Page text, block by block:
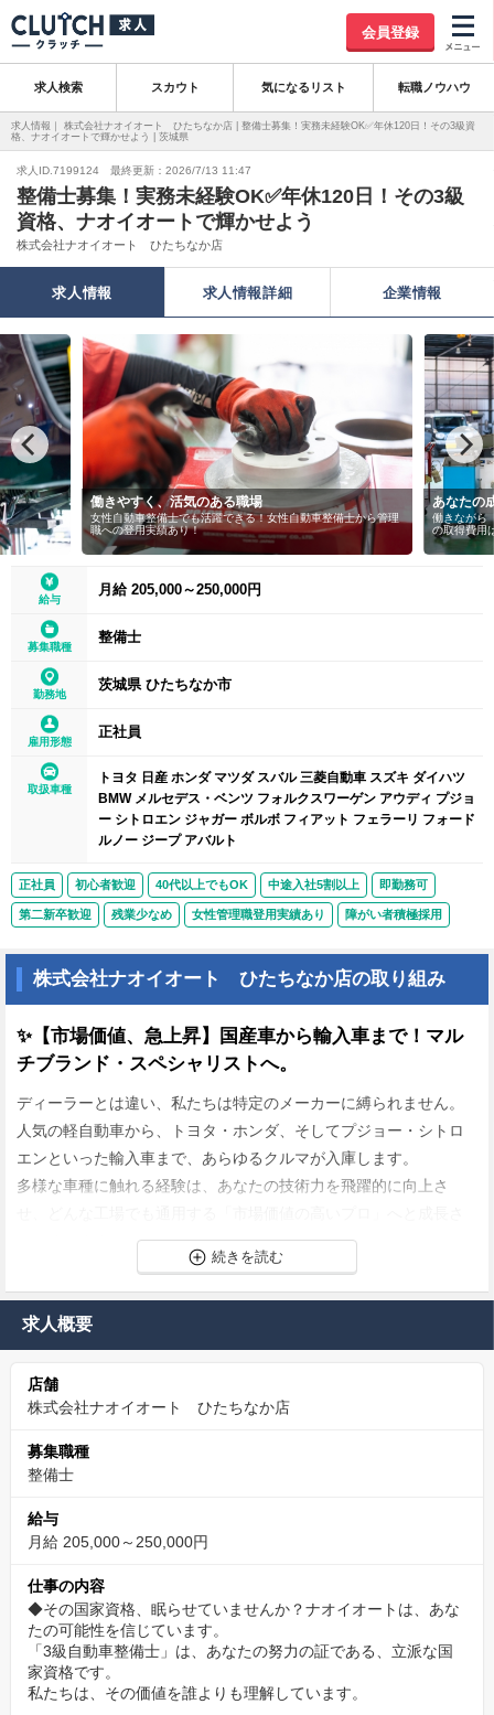
会員登録
求人検索 スカウト 気になるリスト 転職ノウハウ
求人情報｜ 株式会社ナオイオート ひたちなか店 | 整備士募集！実務未経験OK✅年休120日！その3級資
格、ナオイオートで輝かせよう | 茨城県
求人ID.7199124 最終更新：2026/7/13 11:47
整備士募集！実務未経験OK✅年休120日！その3級
資格、ナオイオートで輝かせよう
株式会社ナオイオート ひたちなか店
求人情報 求人情報詳細 企業情報
働きやすく、活気のある職場
女性自動車整備士でも活躍できる！女性自動車整備士から管理
職への登用実績あり！
あなたの
働きながら
の取得費用
給与
月給 205,000～250,000円
募集職種
整備士
勤務地
茨城県 ひたちなか市
雇用形態
正社員
取扱車種
トヨタ 日産 ホンダ マツダ スバル 三菱自動車 スズキ ダイハツ
BMW メルセデス・ベンツ フォルクスワーゲン アウディ プジョ
ー シトロエン ジャガー ボルボ フィアット フェラーリ フォード
ルノー ジープ アバルト
正社員 初心者歓迎 40代以上でもOK 中途入社5割以上 即勤務可
第二新卒歓迎 残業少なめ 女性管理職登用実績あり 障がい者積極採用
株式会社ナオイオート ひたちなか店の取り組み
✨【市場価値、急上昇】国産車から輸入車まで！マル
チブランド・スペシャリストへ。
ディーラーとは違い、私たちは特定のメーカーに縛られません。
人気の軽自動車から、トヨタ・ホンダ、そしてプジョー・シトロ
エンといった輸入車まで、あらゆるクルマが入庫します。
多様な車種に触れる経験は、あなたの技術力を飛躍的に向上さ
✨【成長が、収入に直結】2級取得で資格手当UP！費
用は全額会社負担。
働きながら「2級自動車整備士」や「検査員」を目指す際、その取
得費用は会社が全額サポート。
さらに、資格を取れば毎月のお給料に資格手当（3級：1万円 → 2
級：2万円）がプラス！
ションも上がります。
✨【業界の常識を覆す働きやすさ】年間休日120日＆
残業月17時間以下！
「整備士は休みが少ない…」そんな常識は、ナオイオートにはあ
りません。
年間休日は実質120日を確保し、年3回の長期休暇もあります。
求人概要
店舗
株式会社ナオイオート ひたちなか店
募集職種
整備士
給与
月給 205,000～250,000円
仕事の内容
◆その国家資格、眠らせていませんか？ナオイオートは、あな
たの可能性を信じています。
「3級自動車整備士」は、あなたの努力の証である、立派な国
家資格です。
私たちは、その価値を誰よりも理解しています。